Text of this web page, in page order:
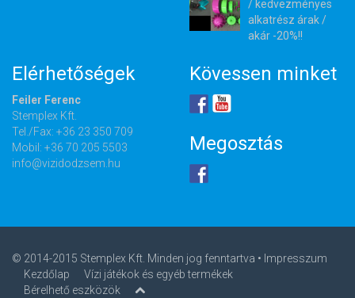
/ kedvezményes
alkatrész árak /
akár -20%!!
Elérhetőségek
Feiler Ferenc
Stemplex Kft.
Tel./Fax: +36 23 350 709
Mobil: +36 70 205 5503
info@vizidodzsem.hu
Kövessen minket
Megosztás
© 2014-2015 Stemplex Kft. Minden jog fenntartva • Impresszum
Kezdőlap
Vízi játékok és egyéb termékek
Bérelhető eszközök